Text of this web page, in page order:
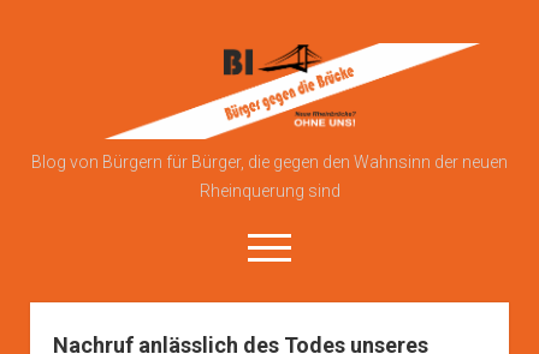
Brücke
Blog von Bürgern für Bürger, die gegen den Wahnsinn der neuen
Rheinquerung sind
open
menu
Über uns
Nachruf anlässlich des Todes unseres